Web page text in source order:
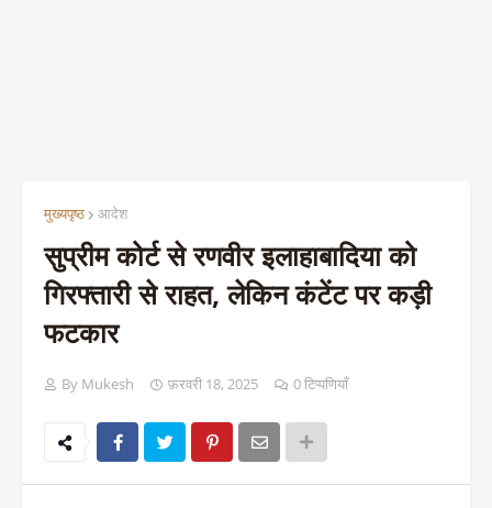
मुख्यपृष्ठ आदेश
सुप्रीम कोर्ट से रणवीर इलाहाबादिया को
गिरफ्तारी से राहत, लेकिन कंटेंट पर कड़ी
फटकार
By Mukesh फ़रवरी 18, 2025 0 टिप्पणियाँ